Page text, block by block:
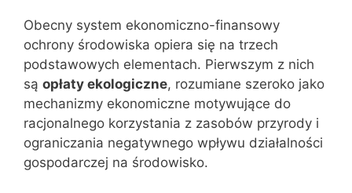
Obecny system ekonomiczno-finansowy
ochrony środowiska opiera się na trzech
podstawowych elementach. Pierwszym z nich
są opłaty ekologiczne, rozumiane szeroko jako
mechanizmy ekonomiczne motywujące do
racjonalnego korzystania z zasobów przyrody i
ograniczania negatywnego wpływu działalności
gospodarczej na środowisko.